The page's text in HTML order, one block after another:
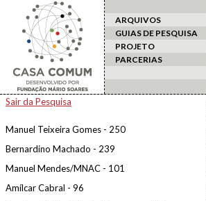
ARQUIVOS
GUIAS DE PESQUISA
PROJETO
PARCERIAS
Sair da Pesquisa
Manuel Teixeira Gomes - 250
Bernardino Machado - 239
Manuel Mendes/MNAC - 101
Amílcar Cabral - 96